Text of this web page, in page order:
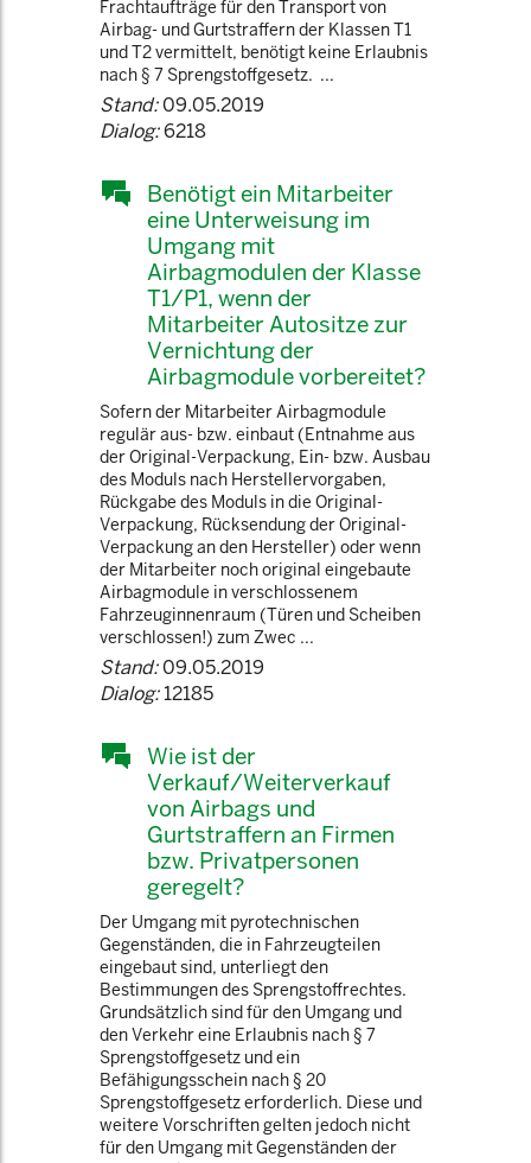
Frachtaufträge für den Transport von
Airbag- und Gurtstraffern der Klassen T1
und T2 vermittelt, benötigt keine Erlaubnis
nach § 7 Sprengstoffgesetz. ...
Stand:09.05.2019
Dialog:6218
Benötigt ein Mitarbeiter
eine Unterweisung im
Umgang mit
Airbagmodulen der Klasse
T1/P1, wenn der
Mitarbeiter Autositze zur
Vernichtung der
Airbagmodule vorbereitet?
Sofern der Mitarbeiter Airbagmodule
regulär aus- bzw. einbaut (Entnahme aus
der Original-Verpackung, Ein- bzw. Ausbau
des Moduls nach Herstellervorgaben,
Rückgabe des Moduls in die Original-
Verpackung, Rücksendung der Original-
Verpackung an den Hersteller) oder wenn
der Mitarbeiter noch original eingebaute
Airbagmodule in verschlossenem
Fahrzeuginnenraum (Türen und Scheiben
verschlossen!) zum Zwec ...
Stand:09.05.2019
Dialog:12185
Wie ist der
Verkauf/Weiterverkauf
von Airbags und
Gurtstraffern an Firmen
bzw. Privatpersonen
geregelt?
Der Umgang mit pyrotechnischen
Gegenständen, die in Fahrzeugteilen
eingebaut sind, unterliegt den
Bestimmungen des Sprengstoffrechtes.
Grundsätzlich sind für den Umgang und
den Verkehr eine Erlaubnis nach § 7
Sprengstoffgesetz und ein
Befähigungsschein nach § 20
Sprengstoffgesetz erforderlich. Diese und
weitere Vorschriften gelten jedoch nicht
für den Umgang mit Gegenständen der